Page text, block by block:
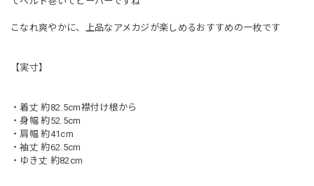
こなれ爽やかに、上品なアメカジが楽しめるおすすめの一枚です
【実寸】
・着丈 約82.5cm襟付け根から
・身幅 約52.5cm
・肩幅 約41cm
・袖丈 約62.5cm
・ゆき丈 約82cm